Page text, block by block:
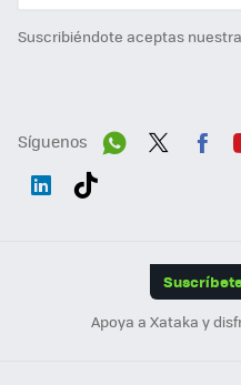
Suscribiéndote aceptas nuestra
Síguenos
Apoya a Xataka y